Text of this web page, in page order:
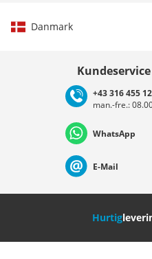
Danmark
Deutschland
Nederland Italia
+43 316 455
man.-fre.:
WhatsApp
E-Mail
Hurtig